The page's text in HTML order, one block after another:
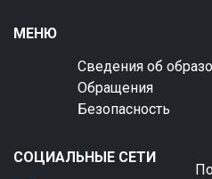
МЕНЮ
Сведения об
Обращения
Безопасность
СОЦИАЛЬНЫЕ СЕТИ